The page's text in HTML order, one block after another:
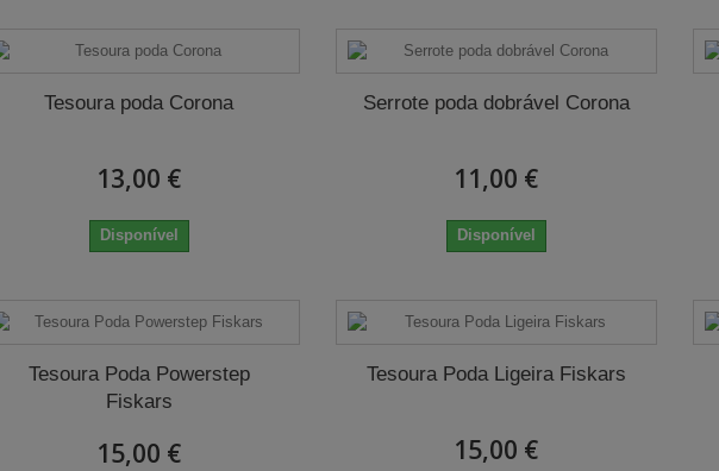
Tesoura poda Corona
13,00 €
Disponível
Serrote poda dobrável Corona
11,00 €
Disponível
Tesoura Poda Powerstep
Fiskars
15,00 €
Tesoura Poda Ligeira Fiskars
15,00 €